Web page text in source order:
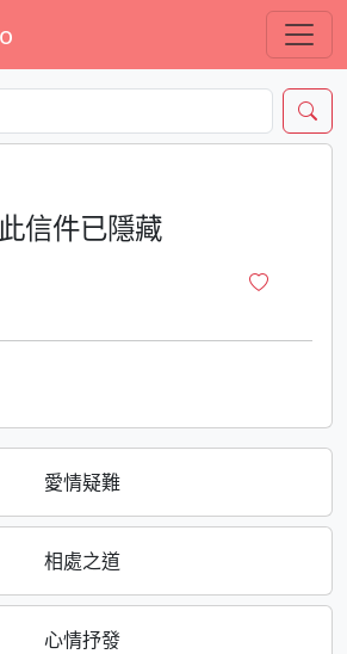
愛情疑難
相處之道
心情抒發
此信件已隱藏